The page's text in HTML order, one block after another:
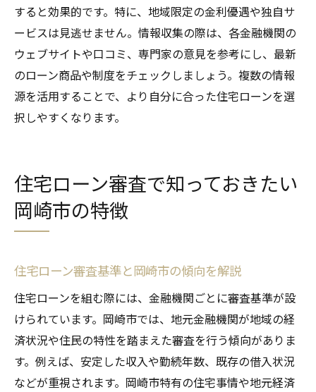
すると効果的です。特に、地域限定の金利優遇や独自サ
ービスは見逃せません。情報収集の際は、各金融機関の
ウェブサイトや口コミ、専門家の意見を参考にし、最新
のローン商品や制度をチェックしましょう。複数の情報
源を活用することで、より自分に合った住宅ローンを選
択しやすくなります。
住宅ローン審査で知っておきたい
岡崎市の特徴
住宅ローン審査基準と岡崎市の傾向を解説
住宅ローンを組む際には、金融機関ごとに審査基準が設
けられています。岡崎市では、地元金融機関が地域の経
済状況や住民の特性を踏まえた審査を行う傾向がありま
す。例えば、安定した収入や勤続年数、既存の借入状況
などが重視されます。岡崎市特有の住宅事情や地元経済